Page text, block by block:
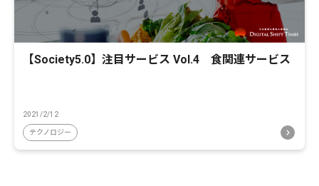
【Society5.0】注目サービス Vol.4 食関連サービス
2021/2/12
テクノロジー